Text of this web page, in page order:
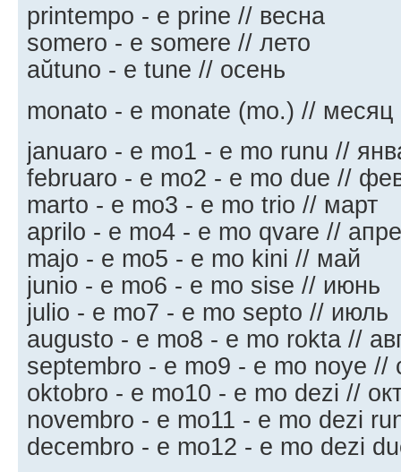
printempo - e prine // весна
somero - e somere // лето
aŭtuno - e tune // осень
monato - e monate (mo.) // месяц
januaro - e mo1 - e mo runu //
februaro - e mo2 - e mo due //
marto - e mo3 - e mo trio // март
aprilo - e mo4 - e mo qvare //
majo - e mo5 - e mo kini // май
junio - e mo6 - e mo sise // июнь
julio - e mo7 - e mo septo // июль
augusto - e mo8 - e mo rokta //
septembro - e mo9 - e mo noye //
oktobro - e mo10 - e mo dezi //
novembro - e mo11 - e mo dezi
decembro - e mo12 - e mo dezi